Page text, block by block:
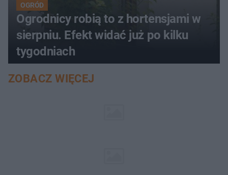
OGRÓD
Ogrodnicy robią to z hortensjami w
sierpniu. Efekt widać już po kilku
tygodniach
ZOBACZ WIĘCEJ